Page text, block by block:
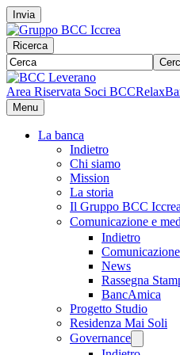
Invia
Ricerca
Area Riservata Soci BCC
Menu
La banca
Indietro
Chi siamo
Mission
La storia
Il Gruppo BCC Iccrea
Comunicazione e
Indietro
News
Rassegna
BancAmica
Progetto Studio
Residenza Mai Soli
Governance